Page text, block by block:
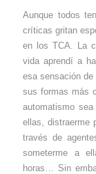
Aunque todos
críticas gritan
en los TCA. La
vida aprendí a
esa sensación
sus formas más
automatismo
ellas, distraerme
través de
someterme a
horas… Sin